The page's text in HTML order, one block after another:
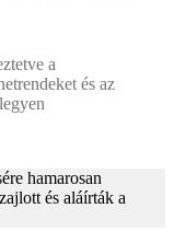
a
és az
hamarosan
és aláírták a